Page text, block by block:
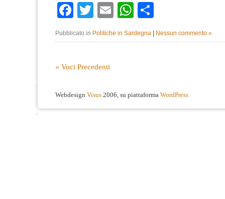
Facebook
TwitterEmailWhatsApp
Pubblicato in Politiche in Sardegna | Nessun commento »
« Voci Precedenti
Webdesign Visus 2006, su piattaforma WordPress